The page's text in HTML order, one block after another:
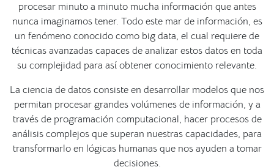
procesar minuto a minuto mucha información que antes
nunca imaginamos tener. Todo este mar de información, es
un fenómeno conocido como big data, el cual requiere de
técnicas avanzadas capaces de analizar estos datos en toda
su complejidad para así obtener conocimiento relevante.
La ciencia de datos consiste en desarrollar modelos que nos
permitan procesar grandes volúmenes de información, y a
través de programación computacional, hacer procesos de
análisis complejos que superan nuestras capacidades, para
transformarlo en lógicas humanas que nos ayuden a tomar
decisiones.